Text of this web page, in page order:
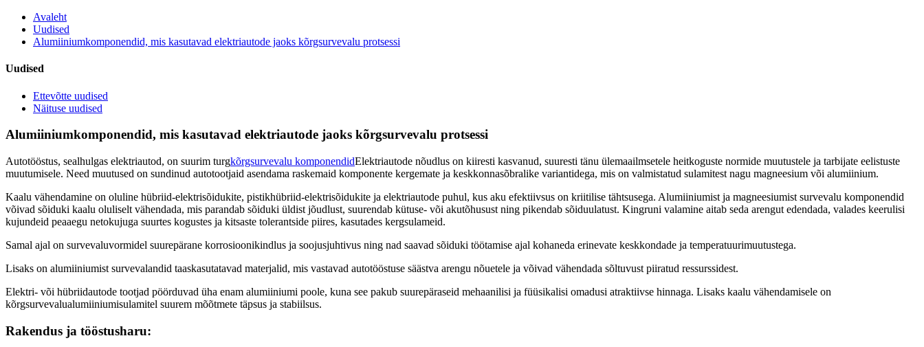
Avaleht
Uudised
Alumiiniumkomponendid, mis kasutavad elektriautode jaoks kõrgsurvevalu protsessi
Uudised
Ettevõtte uudised
Näituse uudised
Alumiiniumkomponendid, mis kasutavad elektriautode jaoks kõrgsurvevalu protsessi
Autotööstus, sealhulgas elektriautod, on suurim turgkõrgsurvevalu komponendidElektriautode nõudlus on kiiresti kasvanud, suuresti tänu ülemaailmsetele heitkoguste normide muutustele ja tarbijate eelistuste
muutumisele. Need muutused on sundinud autotootjaid asendama raskemaid komponente kergemate ja keskkonnasõbralike variantidega, mis on valmistatud sulamitest nagu magneesium või alumiinium.
Kaalu vähendamine on oluline hübriid-elektrisõidukite, pistikhübriid-elektrisõidukite ja elektriautode puhul, kus aku efektiivsus on kriitilise tähtsusega. Alumiiniumist ja magneesiumist survevalu komponendid
võivad sõiduki kaalu oluliselt vähendada, mis parandab sõiduki üldist jõudlust, suurendab kütuse- või akutõhusust ning pikendab sõiduulatust. Kingruni valamine aitab seda arengut edendada, valades keerulisi
kujundeid peaaegu netokujuga suurtes kogustes ja kitsaste tolerantside piires, kasutades kergsulameid.
Samal ajal on survevaluvormidel suurepärane korrosioonikindlus ja soojusjuhtivus ning nad saavad sõiduki töötamise ajal kohaneda erinevate keskkondade ja temperatuurimuutustega.
Lisaks on alumiiniumist survevalandid taaskasutatavad materjalid, mis vastavad autotööstuse säästva arengu nõuetele ja võivad vähendada sõltuvust piiratud ressurssidest.
Elektri- või hübriidautode tootjad pöörduvad üha enam alumiiniumi poole, kuna see pakub suurepäraseid mehaanilisi ja füüsikalisi omadusi atraktiivse hinnaga. Lisaks kaalu vähendamisele on
kõrgsurvevalualumiiniumisulamitel suurem mõõtmete täpsus ja stabiilsus.
Rakendus ja tööstusharu: